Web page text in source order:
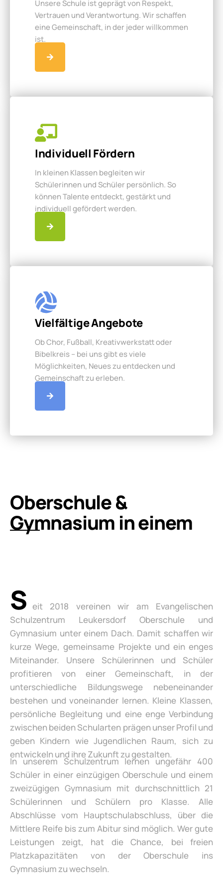
Unsere Schule ist geprägt von Respekt,
Vertrauen und Verantwortung. Wir schaffen
eine Gemeinschaft, in der jeder willkommen
ist.
Individuell Fördern
In kleinen Klassen begleiten wir
Schülerinnen und Schüler persönlich. So
können Talente entdeckt, gestärkt und
individuell gefördert werden.
Vielfältige Angebote
Ob Chor, Fußball, Kreativwerkstatt oder
Bibelkreis – bei uns gibt es viele
Möglichkeiten, Neues zu entdecken und
Gemeinschaft zu erleben.
Oberschule &
Gymnasium in einem
S eit 2018 vereinen wir am Evangelischen
Schulzentrum Leukersdorf Oberschule und
Gymnasium unter einem Dach. Damit schaffen wir
kurze Wege, gemeinsame Projekte und ein enges
Miteinander. Unsere Schülerinnen und Schüler
profitieren von einer Gemeinschaft, in der
unterschiedliche Bildungswege nebeneinander
bestehen und voneinander lernen. Kleine Klassen,
persönliche Begleitung und eine enge Verbindung
zwischen beiden Schularten prägen unser Profil und
geben Kindern wie Jugendlichen Raum, sich zu
entwickeln und ihre Zukunft zu gestalten.
In unserem Schulzentrum lernen ungefähr 400
Schüler in einer einzügigen Oberschule und einem
zweizügigen Gymnasium mit durchschnittlich 21
Schülerinnen und Schülern pro Klasse. Alle
Abschlüsse vom Hauptschulabschluss, über die
Mittlere Reife bis zum Abitur sind möglich. Wer gute
Leistungen zeigt, hat die Chance, bei freien
Platzkapazitäten von der Oberschule ins
Gymnasium zu wechseln.